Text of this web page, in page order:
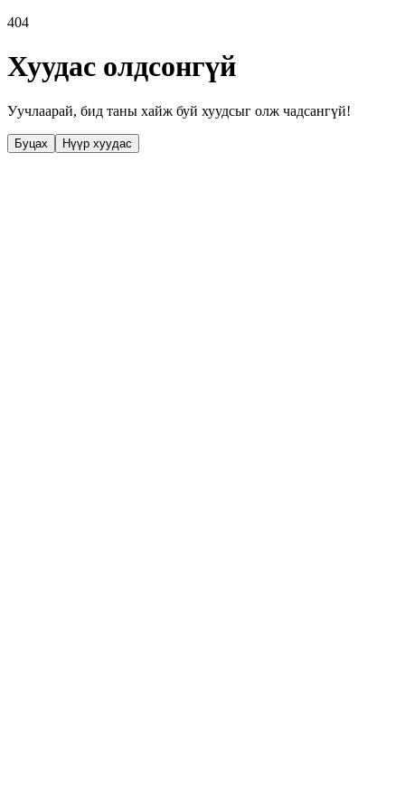
404
Хуудас олдсонгүй
Уучлаарай, бид таны хайж буй хуудсыг олж чадсангүй!
Буцах Нүүр хуудас